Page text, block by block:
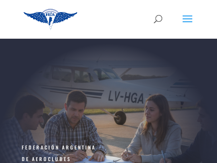
FEDERACIÓN ARGENTINA
DE AEROCLUBES